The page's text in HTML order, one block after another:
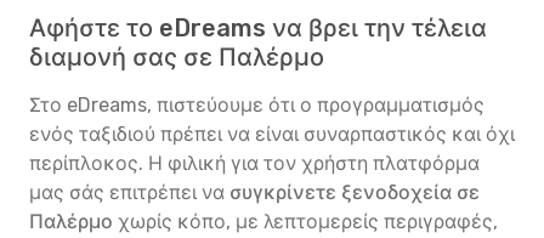
Αφήστε το eDreams να βρει την τέλεια
διαμονή σας σε Παλέρμο
Στο eDreams, πιστεύουμε ότι ο προγραμματισμός
ενός ταξιδιού πρέπει να είναι συναρπαστικός και όχι
περίπλοκος. Η φιλική για τον χρήστη πλατφόρμα
μας σάς επιτρέπει να συγκρίνετε ξενοδοχεία σε
Παλέρμο χωρίς κόπο, με λεπτομερείς περιγραφές,